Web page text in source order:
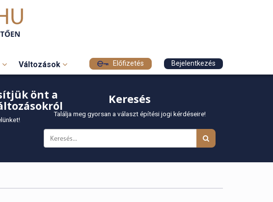
Változások Előfizetés Bejelentkezés
önt a
Keresés
Találja meg gyorsan a választ építési jogi kérdéseire!